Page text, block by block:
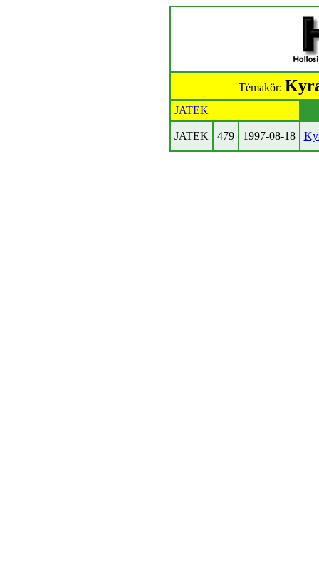
Témakör:
JATEK
JATEK 479 1997-08-18